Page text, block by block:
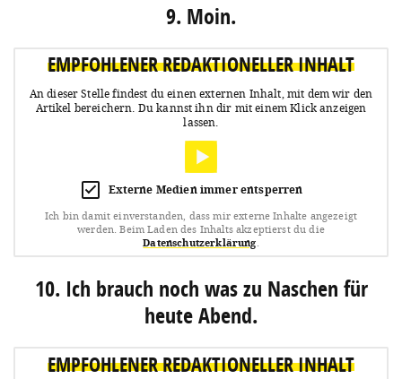
9. Moin.
EMPFOHLENER REDAKTIONELLER INHALT
An dieser Stelle findest du einen externen Inhalt, mit dem wir den
Artikel bereichern. Du kannst ihn dir mit einem Klick anzeigen
lassen.
Externe Medien immer entsperren
Ich bin damit einverstanden, dass mir externe Inhalte angezeigt
werden. Beim Laden des Inhalts akzeptierst du die
Datenschutzerklärung.
10. Ich brauch noch was zu Naschen für
heute Abend.
EMPFOHLENER REDAKTIONELLER INHALT